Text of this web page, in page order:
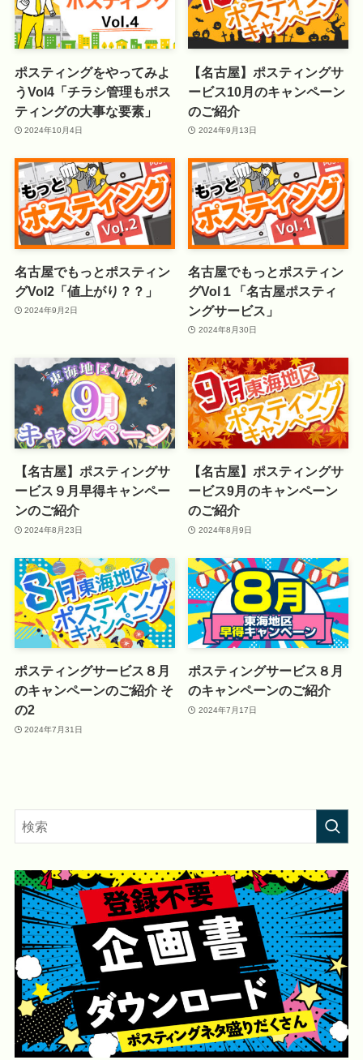
ポスティングをやってみよ
うVol4「チラシ管理もポス
ティングの大事な要素」
2024年10月4日
【名古屋】ポスティングサ
ービス10月のキャンペーン
のご紹介
2024年9月13日
名古屋でもっとポスティン
グVol2「値上がり？？」
2024年9月2日
名古屋でもっとポスティン
グVol１「名古屋ポスティ
ングサービス」
2024年8月30日
【名古屋】ポスティングサ
ービス９月早得キャンペー
ンのご紹介
2024年8月23日
【名古屋】ポスティングサ
ービス9月のキャンペーン
のご紹介
2024年8月9日
ポスティングサービス８月
のキャンペーンのご紹介 そ
の2
2024年7月31日
ポスティングサービス８月
のキャンペーンのご紹介
2024年7月17日